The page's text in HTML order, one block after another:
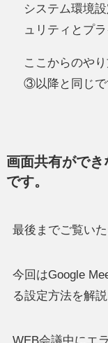
システム環境
ュリティとプ
ここからのや
③以降と同じで
画面共有がで
です。
最後までご覧い
今回はGoogle
る設定方法を解説